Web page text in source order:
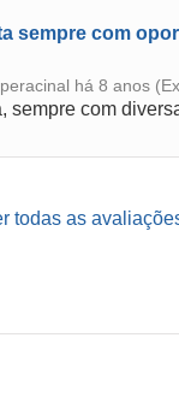
sempre com
há 8 anos
sempre com
todas as